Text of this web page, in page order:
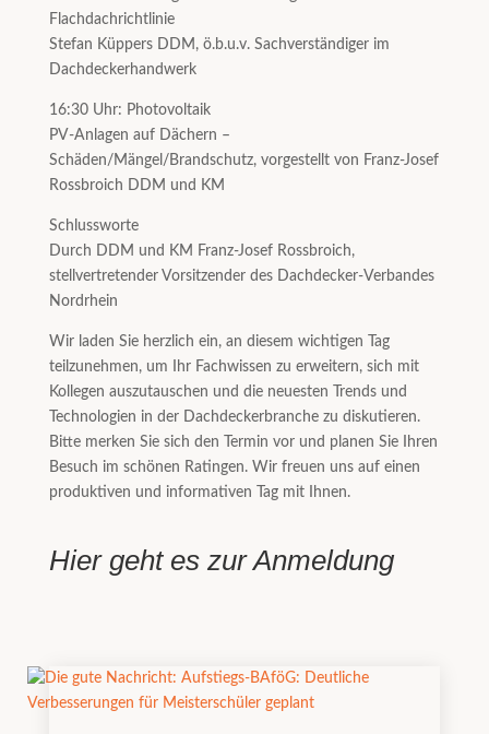
Flachdachrichtlinie
Stefan Küppers DDM, ö.b.u.v. Sachverständiger im
Dachdeckerhandwerk
16:30 Uhr: Photovoltaik
PV-Anlagen auf Dächern –
Schäden/Mängel/Brandschutz, vorgestellt von Franz-Josef
Rossbroich DDM und KM
Schlussworte
Durch DDM und KM Franz-Josef Rossbroich,
stellvertretender Vorsitzender des Dachdecker-Verbandes
Nordrhein
Wir laden Sie herzlich ein, an diesem wichtigen Tag
teilzunehmen, um Ihr Fachwissen zu erweitern, sich mit
Kollegen auszutauschen und die neuesten Trends und
Technologien in der Dachdeckerbranche zu diskutieren.
Bitte merken Sie sich den Termin vor und planen Sie Ihren
Besuch im schönen Ratingen. Wir freuen uns auf einen
produktiven und informativen Tag mit Ihnen.
Hier geht es zur Anmeldung